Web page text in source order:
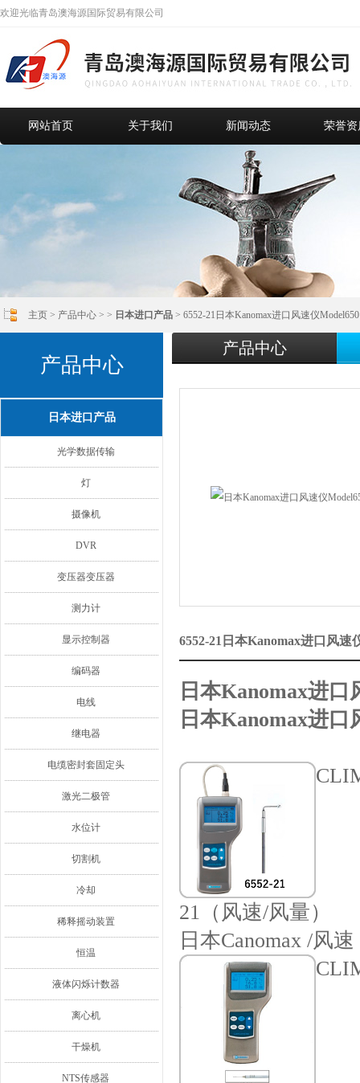
欢迎光临青岛澳海源国际贸易有限公司
网站首页 关于我们 新闻动态 荣誉资
主页 > 产品中心 > > 日本进口产品 > 6552-21日本Kanomax进口风速仪
产品中心
日本进口产品
光学数据传输
灯
摄像机
DVR
变压器变压器
测力计
显示控制器
编码器
电线
继电器
电缆密封套固定头
激光二极管
水位计
切割机
冷却
稀释摇动装置
恒温
液体闪烁计数器
离心机
干燥机
NTS传感器
产品中心
6552-21日本Kanomax进口风速
日本Kanomax进口
日本Kanomax进口
21（风速/风量）
日本Canomax /风速